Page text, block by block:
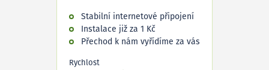
Stabilní internetové připojení
Instalace již za 1 Kč
Přechod k nám vyřídíme za vás
Rychlost